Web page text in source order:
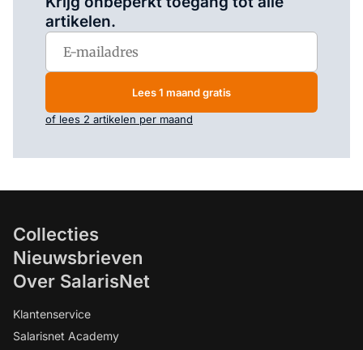
artikelen.
Lees 1 maand gratis
of lees 2 artikelen per maand
Collecties
Nieuwsbrieven
Over SalarisNet
Klantenservice
Salarisnet Academy